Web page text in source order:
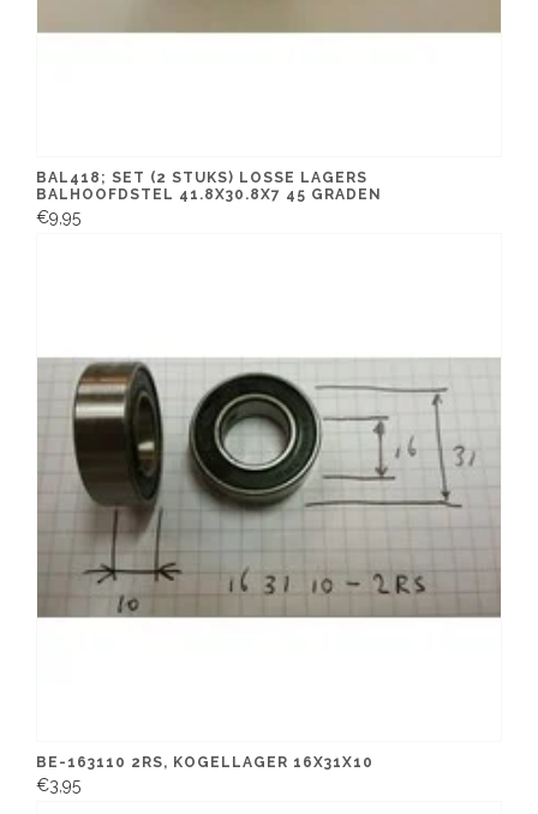
BAL418; SET (2 STUKS) LOSSE LAGERS
BALHOOFDSTEL 41.8X30.8X7 45 GRADEN
€9,95
BE-163110 2RS, KOGELLAGER 16X31X10
€3,95